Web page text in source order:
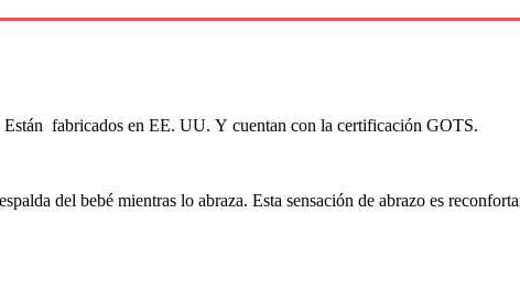
Están fabricados en EE. UU. Y cuentan con la certificación GOTS.
del bebé mientras lo abraza. Esta sensación de abrazo es